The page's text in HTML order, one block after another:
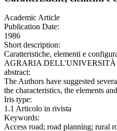
Academic Article
Publication Date:
1986
Short description:
Caratteristiche, elementi e
AGRARIA DELL'UNIVERSITÀ
abstract:
The Authors have suggested
the characteristics, the elements
Iris type:
1.1 Articolo in rivista
Keywords:
Access road; road planning; rural